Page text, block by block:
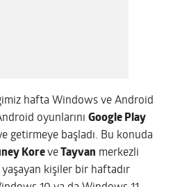
hafta Windows ve Android
oyunlarınıGoogle Play
getirmeye başladı. Bu konuda
Koreve Tayvan merkezli
kişiler bir haftadır